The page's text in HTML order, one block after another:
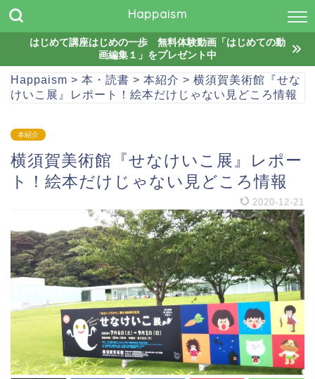
Happaism
はじめて講座はじめの一歩 無料体験動画「はじめての動
画編集１」をプレゼント中
Happaism > 本・読書 > 本紹介 > 横須賀美術館『せな
けいこ展』レポート！絵本だけじゃない見どころ情報
本紹介
横須賀美術館『せなけいこ展』レポー
ト！絵本だけじゃない見どころ情報
2020-12-21